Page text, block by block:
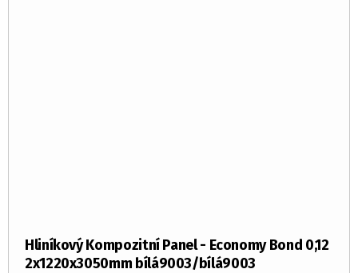
Hliníkový Kompozitní Panel - Economy Bond 0,12
2x1220x3050mm bílá9003/bílá9003